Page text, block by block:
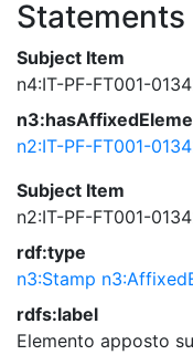
Statements
Subject Item
n4:IT-PF-FT001-
n2:IT-PF-FT001-
Subject Item
n2:IT-PF-FT001-
rdf:type
n3:Stamp
rdfs:label
Elemento apposto